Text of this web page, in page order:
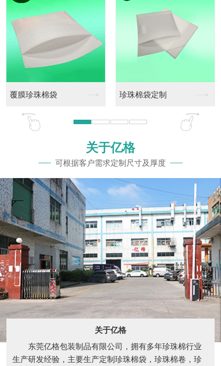
珍珠棉袋定制 珍珠棉卷料定做
关于亿格
可根据客户需求定制尺寸及厚度
关于亿格
东莞亿格包装制品有限公司，拥有多年珍珠棉行业
生产研发经验，主要生产定制珍珠棉袋，珍珠棉卷，珍